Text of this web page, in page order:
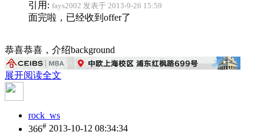
引用: fays2002 发表于 2013-9-26 15:59
面完啦，已经收到offer了
恭喜恭喜，介绍background
展开阅读全文
rock_ws
366# 2013-10-12 08:34:34